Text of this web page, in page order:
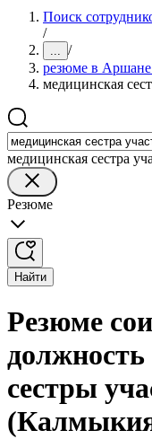
Поиск
/
... /
резюме в
медицинская
медицинская сестра
Резюме
Найти
Резюме
сестры